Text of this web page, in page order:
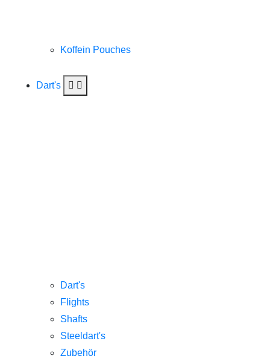
Koffein Pouches
Dart's
Dart's
Flights
Shafts
Steeldart's
Zubehör